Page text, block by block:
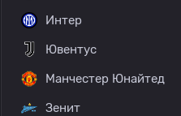
Интер
Ювентус
Манчестер Юнайтед
Зенит